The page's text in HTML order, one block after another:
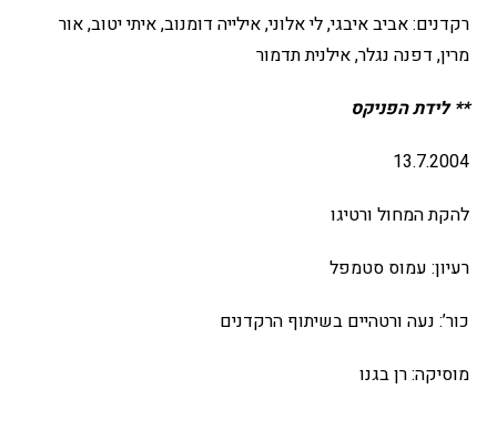
רקדנים: אביב איבגי, לי אלוני, אילייה דומנוב, איתי יטוב, אור
מרין, דפנה נגלר, אילנית תדמור
** לידת הפניקס
13.7.2004
להקת המחול ורטיגו
רעיון: עמוס סטמפל
כור’: נעה ורטהיים בשיתוף הרקדנים
מוסיקה: רן בגנו